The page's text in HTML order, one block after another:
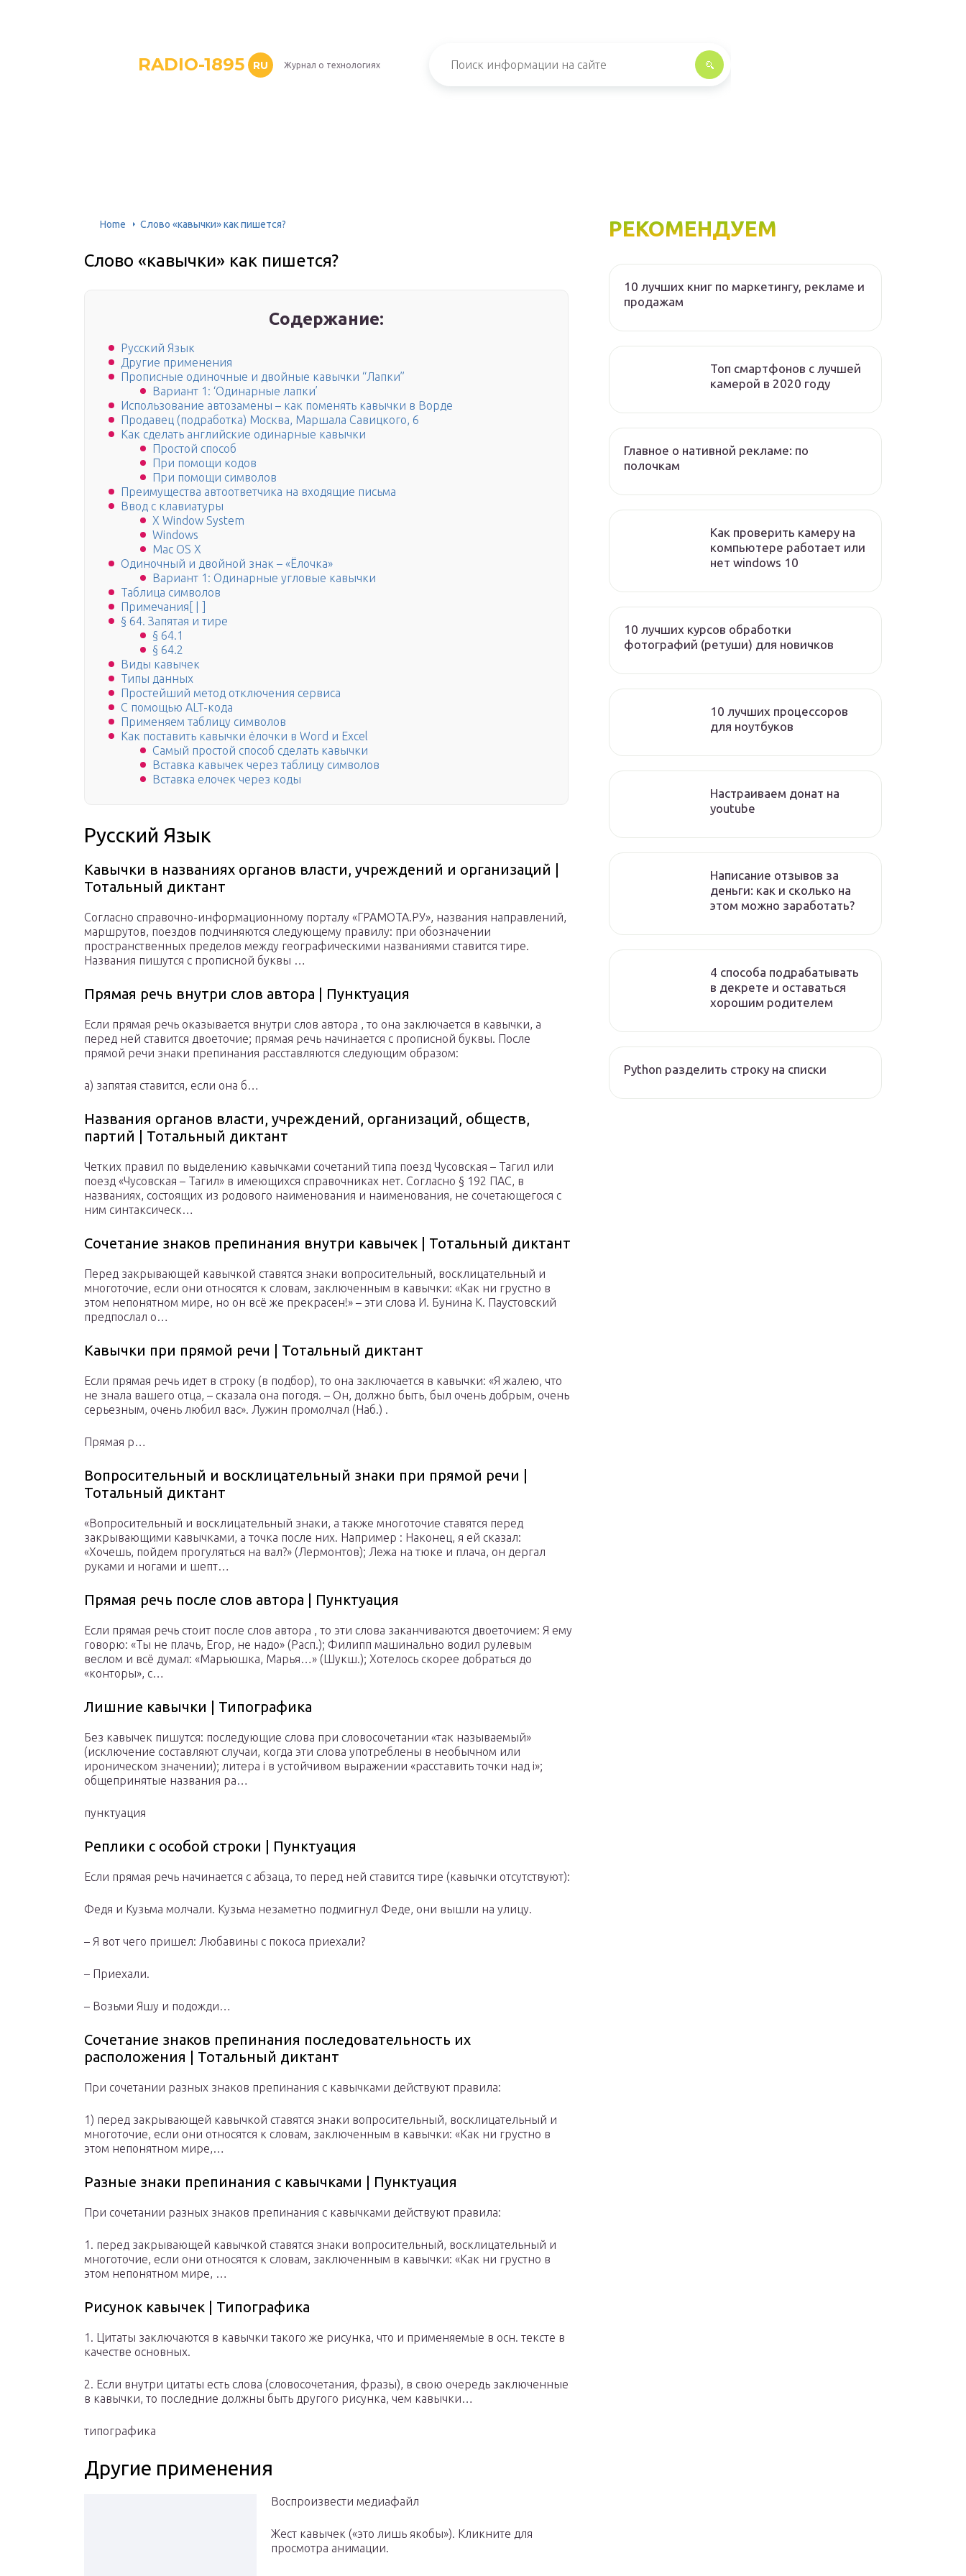
RADIO-1895 RU Журнал о технологиях
Home Слово «кавычки» как пишется?
Слово «кавычки» как пишется?
Содержание:
Русский Язык
Другие применения
Прописные одиночные и двойные кавычки “Лапки”
Вариант 1: ‘Одинарные лапки’
Использование автозамены – как поменять кавычки в Ворде
Продавец (подработка) Москва, Маршала Савицкого, 6
Как сделать английские одинарные кавычки
Простой способ
При помощи кодов
При помощи символов
Преимущества автоответчика на входящие письма
Ввод с клавиатуры
X Window System
Windows
Mac OS X
Одиночный и двойной знак – «Ёлочка»
Вариант 1: Одинарные угловые кавычки
Таблица символов
Примечания[ | ]
§ 64. Запятая и тире
§ 64.1
§ 64.2
Виды кавычек
Типы данных
Простейший метод отключения сервиса
С помощью ALT-кода
Применяем таблицу символов
Как поставить кавычки ёлочки в Word и Excel
Самый простой способ сделать кавычки
Вставка кавычек через таблицу символов
Вставка елочек через коды
Русский Язык
Кавычки в названиях органов власти, учреждений и организаций |
Тотальный диктант
Согласно справочно-информационному порталу «ГРАМОТА.РУ», названия направлений,
маршрутов, поездов подчиняются следующему правилу: при обозначении
пространственных пределов между географическими названиями ставится тире.
Названия пишутся с прописной буквы …
Прямая речь внутри слов автора | Пунктуация
Если прямая речь оказывается внутри слов автора , то она заключается в кавычки, а
перед ней ставится двоеточие; прямая речь начинается с прописной буквы. После
прямой речи знаки препинания расставляются следующим образом:
а) запятая ставится, если она б…
Названия органов власти, учреждений, организаций, обществ,
партий | Тотальный диктант
Четких правил по выделению кавычками сочетаний типа поезд Чусовская – Тагил или
поезд «Чусовская – Тагил» в имеющихся справочниках нет. Согласно § 192 ПАС, в
названиях, состоящих из родового наименования и наименования, не сочетающегося с
ним синтаксическ…
Сочетание знаков препинания внутри кавычек | Тотальный диктант
Перед закрывающей кавычкой ставятся знаки вопросительный, восклицательный и
многоточие, если они относятся к словам, заключенным в кавычки: «Как ни грустно в
этом не­понятном мире, но он всё же прекрасен!» – эти слова И. Бунина К. Паустовский
предпослал о…
Кавычки при прямой речи | Тотальный диктант
Если прямая речь идет в строку (в подбор), то она заключается в кавычки: «Я жалею, что
не знала вашего отца, – сказала она погодя. – Он, должно быть, был очень добрым, очень
серьезным, очень любил вас». Лужин промолчал (Наб.) .
Прямая р…
Вопросительный и восклицательный знаки при прямой речи |
Тотальный диктант
«Вопросительный и восклицательный знаки, а также многоточие ставятся перед
закрывающими кавычками, а точка после них. Например : Наконец, я ей сказал:
«Хочешь, пойдем прогуляться на вал?» (Лермонтов); Лежа на тюке и плача, он дергал
руками и ногами и шепт…
Прямая речь после слов автора | Пунктуация
Если прямая речь стоит после слов автора , то эти слова заканчиваются двоеточием: Я ему
говорю: «Ты не плачь, Егор, не надо» (Расп.); Филипп машинально водил рулевым
веслом и всё думал: «Марьюшка, Марья…» (Шукш.); Хотелось скорее добраться до
«конторы», с…
Лишние кавычки | Типографика
Без кавычек пишутся: последующие слова при словосочетании «так называемый»
(исключение составляют случаи, когда эти слова употреблены в необычном или
ироническом значении); литера i в устойчивом выражении «расставить точки над i»;
общепринятые названия ра…
пунктуация
Реплики с особой строки | Пунктуация
Если прямая речь начинается с абзаца, то перед ней ставится тире (кавычки отсутствуют):
Федя и Кузьма молчали. Кузьма незаметно подмигнул Феде, они вышли на улицу.
– Я вот чего пришел: Любавины с покоса приехали?
– Приехали.
– Возьми Яшу и подожди…
Сочетание знаков препинания последовательность их
расположения | Тотальный диктант
При сочетании разных знаков препинания с кавычками действуют правила:
1) перед закрывающей кавычкой ставятся знаки вопросительный, восклицательный и
многоточие, если они относятся к словам, заключенным в кавычки: «Как ни грустно в
этом не­понятном мире,…
Разные знаки препинания с кавычками | Пунктуация
При сочетании разных знаков препинания с кавычками действуют правила:
1. перед закрывающей кавычкой ставятся знаки вопросительный, восклицательный и
многоточие, если они относятся к словам, заключенным в кавычки: «Как ни грустно в
этом непонятном мире, …
Рисунок кавычек | Типографика
1. Цитаты заключаются в кавычки такого же рисунка, что и применяемые в осн. тексте в
качестве основных.
2. Если внутри цитаты есть слова (словосочетания, фразы), в свою очередь заключенные
в кавычки, то последние должны быть другого рисунка, чем кавычки…
типографика
Другие применения
Воспроизвести медиафайл
Жест кавычек («это лишь якобы»). Кликните для
просмотра анимации.
РЕКОМЕНДУЕМ
10 лучших книг по маркетингу, рекламе и
продажам
Топ смартфонов с лучшей
камерой в 2020 году
Главное о нативной рекламе: по
полочкам
Как проверить камеру на
компьютере работает или
нет windows 10
10 лучших курсов обработки
фотографий (ретуши) для новичков
10 лучших процессоров
для ноутбуков
Настраиваем донат на
youtube
Написание отзывов за
деньги: как и сколько на
этом можно заработать?
4 способа подрабатывать
в декрете и оставаться
хорошим родителем
Python разделить строку на списки